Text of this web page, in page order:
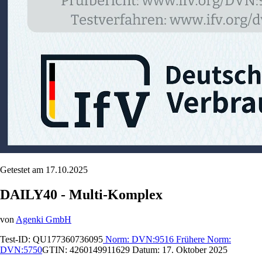
Getestet am 17.10.2025
DAILY40 - Multi-Komplex
von Agenki GmbH
Test-ID: QU177360736095 Norm: DVN:9516 Frühere Norm:
DVN:5750GTIN: 4260149911629 Datum: 17. Oktober 2025